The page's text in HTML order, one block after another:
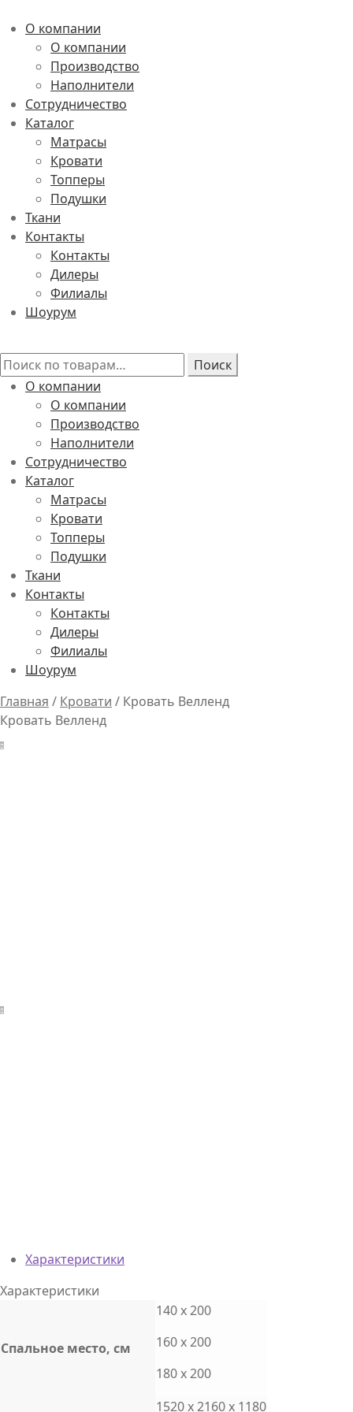
О компании
О компании
Производство
Наполнители
Сотрудничество
Каталог
Матрасы
Кровати
Топперы
Подушки
Ткани
Контакты
Контакты
Дилеры
Филиалы
Шоурум
Искать:
Поиск
О компании
О компании
Производство
Наполнители
Сотрудничество
Каталог
Матрасы
Кровати
Топперы
Подушки
Ткани
Контакты
Контакты
Дилеры
Филиалы
Шоурум
Главная / Кровати / Кровать Велленд
Кровать Велленд
Характеристики
Характеристики
Cпальное место, см
140 x 200
160 x 200
180 x 200
1520 x 2160 x 1180